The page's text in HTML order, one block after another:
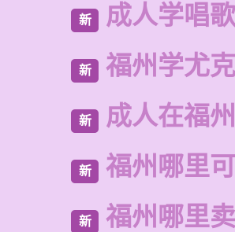
新 成人学唱
新 福州学尤
新 成人在福
新 福州哪里
新 福州哪里